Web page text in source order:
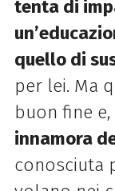
tenta di
quello di
per lei. Ma
buon fine
innamora
conosciuta